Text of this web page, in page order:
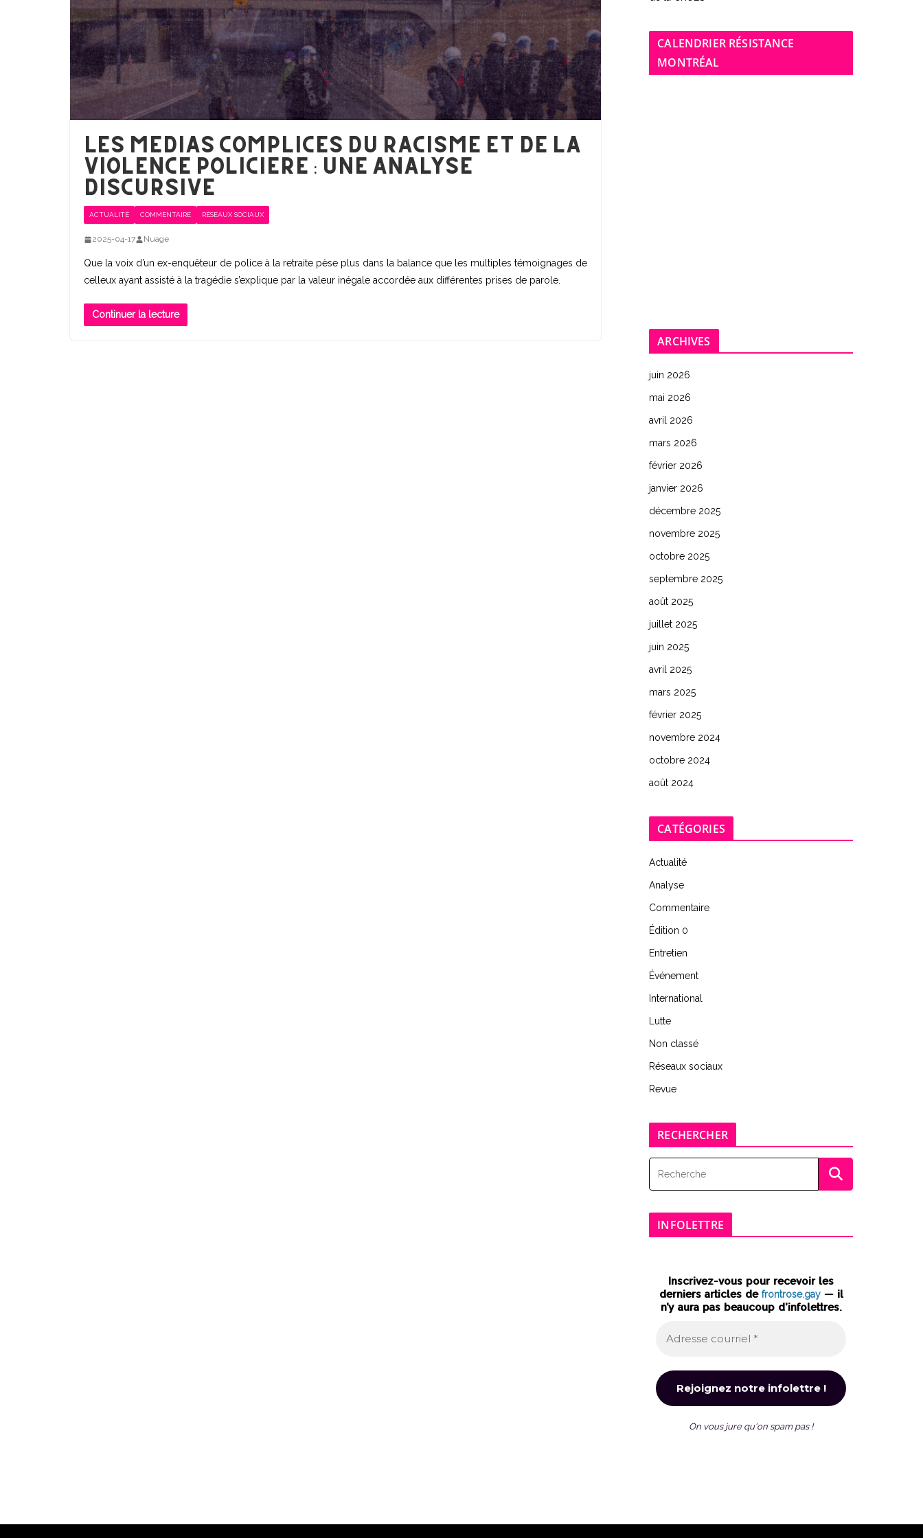
Les médias complices du racisme et de la
violence policière : Une analyse
discursive
ACTUALITÉ COMMENTAIRE RÉSEAUX SOCIAUX
2025-04-17 Nuage
Que la voix d’un ex-enquêteur de police à la retraite pèse plus dans la balance que les multiples témoignages de
celleux ayant assisté à la tragédie s’explique par la valeur inégale accordée aux différentes prises de parole.
Continuer la lecture
CALENDRIER RÉSISTANCE
MONTRÉAL
ARCHIVES
juin 2026
mai 2026
avril 2026
mars 2026
février 2026
janvier 2026
décembre 2025
novembre 2025
octobre 2025
septembre 2025
août 2025
juillet 2025
juin 2025
avril 2025
mars 2025
février 2025
novembre 2024
octobre 2024
août 2024
CATÉGORIES
Actualité
Analyse
Commentaire
Édition 0
Entretien
Événement
International
Lutte
Non classé
Réseaux sociaux
Revue
RECHERCHER
INFOLETTRE
Inscrivez-vous pour recevoir les
derniers articles de frontrose.gay— il
n’y aura pas beaucoup d’infolettres.
On vous jure qu'on spam pas !